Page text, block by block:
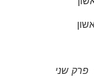
פרק שני